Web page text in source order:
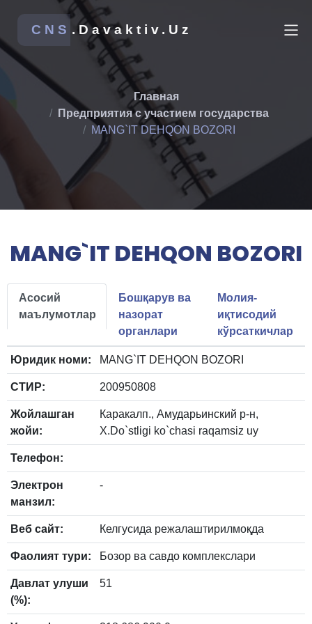
CNS .Davaktiv.Uz
Главная
Предприятия с участием государства
MANG`IT DEHQON BOZORI
MANG`IT DEHQON BOZORI
Асосий
маълумотлар
Бошқарув ва
назорат
органлари
Молия-
иқтисодий
кўрсаткичлар
Юридик номи: MANG`IT DEHQON BOZORI
СТИР: 200950808
Жойлашган
жойи:
Каракалп., Амударьинский р-н,
X.Do`stligi ko`chasi raqamsiz uy
Телефон:
Электрон
манзил:
-
Веб сайт: Келгусида режалаштирилмоқда
Фаолият тури: Бозор ва савдо комплекслари
Давлат улуши
(%):
51